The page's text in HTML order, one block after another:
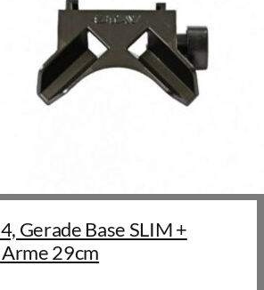
Gerade Base SLIM +
29cm